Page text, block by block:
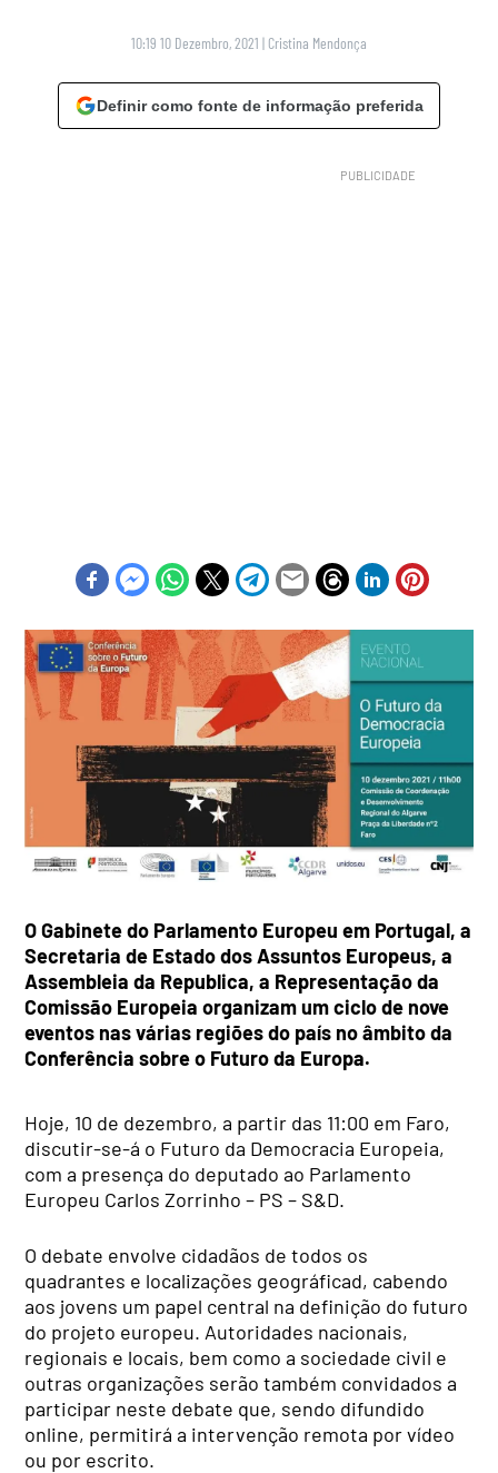
10:19 10 Dezembro, 2021 | Cristina Mendonça
Definir como fonte de informação preferida
O Gabinete do Parlamento Europeu em Portugal, a
Secretaria de Estado dos Assuntos Europeus, a
Assembleia da Republica, a Representação da
Comissão Europeia organizam um ciclo de nove
eventos nas várias regiões do país no âmbito da
Conferência sobre o Futuro da Europa.
Hoje, 10 de dezembro, a partir das 11:00 em Faro,
discutir-se-á o Futuro da Democracia Europeia,
com a presença do deputado ao Parlamento
Europeu Carlos Zorrinho – PS – S&D.
O debate envolve cidadãos de todos os
quadrantes e localizações geográficad, cabendo
aos jovens um papel central na definição do futuro
do projeto europeu. Autoridades nacionais,
regionais e locais, bem como a sociedade civil e
outras organizações serão também convidados a
participar neste debate que, sendo difundido
online, permitirá a intervenção remota por vídeo
ou por escrito.